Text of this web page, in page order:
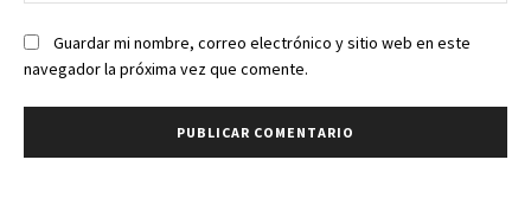
Guardar mi nombre, correo electrónico y sitio web en este
navegador la próxima vez que comente.